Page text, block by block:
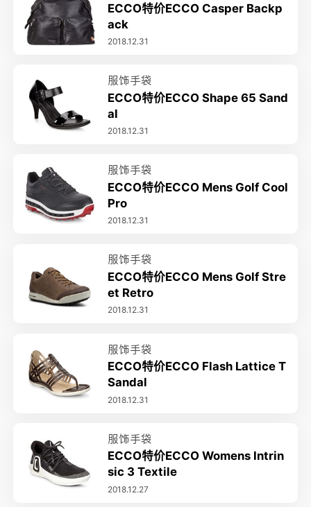
ECCO特价ECCO Casper Backp
ack
2018.12.31
服饰手袋
ECCO特价ECCO Shape 65 Sand
al
2018.12.31
服饰手袋
ECCO特价ECCO Mens Golf Cool
Pro
2018.12.31
服饰手袋
ECCO特价ECCO Mens Golf Stre
et Retro
2018.12.31
服饰手袋
ECCO特价ECCO Flash Lattice T
Sandal
2018.12.31
服饰手袋
ECCO特价ECCO Womens Intrin
sic 3 Textile
2018.12.27